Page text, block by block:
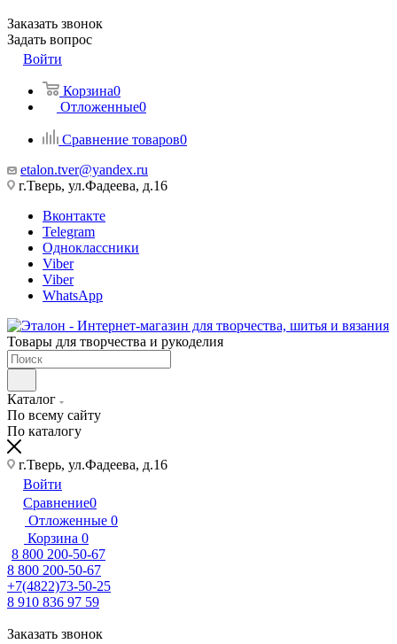
Заказать звонок
Задать вопрос
Войти
Корзина0
Отложенные0
Сравнение товаров0
etalon.tver@yandex.ru
г.Тверь, ул.Фадеева, д.16
Вконтакте
Telegram
Одноклассники
Viber
Viber
WhatsApp
Товары для творчества и рукоделия
Каталог
По всему сайту
По каталогу
г.Тверь, ул.Фадеева, д.16
Войти
Сравнение0
Отложенные 0
Корзина 0
8 800 200-50-67
8 800 200-50-67
+7(4822)73-50-25
8 910 836 97 59
Заказать звонок